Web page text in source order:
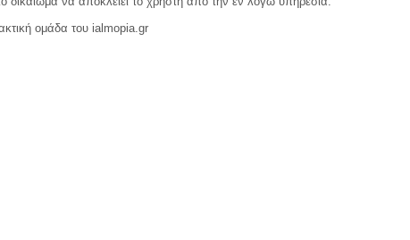
ομάδα του ialmopia.gr